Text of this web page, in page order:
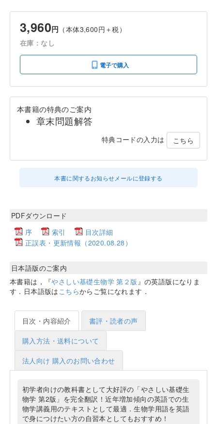
3,960円 （本体3,600円＋税）
在庫：なし
電子で購入
本書籍の特典のご案内
章末問題解答
特典コードの入力は こちら
本書に関するお知らせメールに登録する
PDFダウンロード
序
索引
目次詳細
正誤表・更新情報（2020.08.28）
日本語版のご案内
本書籍は，『やさしい基礎生物学 第２版 』の英語版になりま
す．日本語版はこちらからご覧になれます．
目次・内容紹介 書評・読者の声
購入方法・送料について
法人向け 購入のお問い合わせ
初学者向けの教科書として大好評の「やさしい基礎生
物学 第2版」を完全翻訳！近年増加傾向の英語での生
物学講義用のテキストとして最適．生物学用語を英語
で身につけたい方の自習本としてもおすすめ！